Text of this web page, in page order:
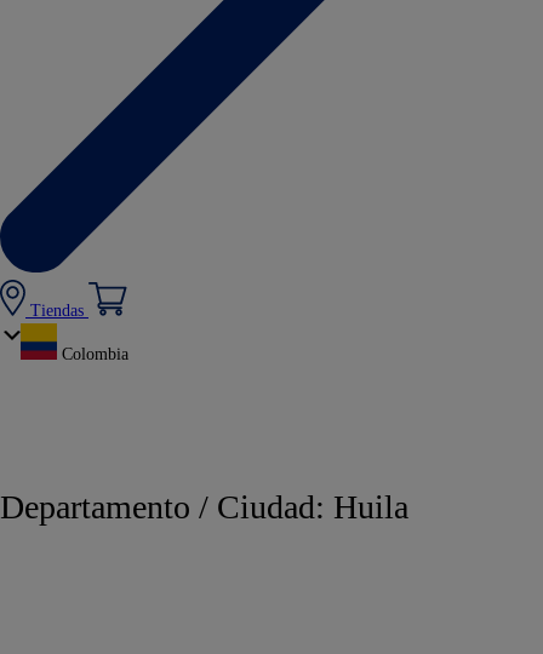
Tiendas
Colombia
Departamento / Ciudad: Huila